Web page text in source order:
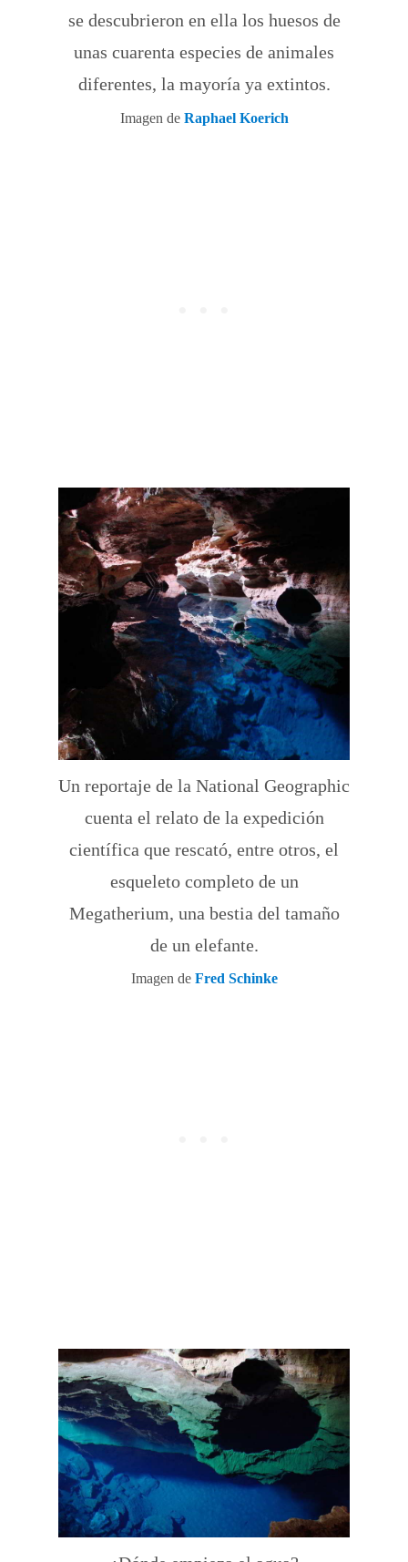
se descubrieron en ella los huesos de
unas cuarenta especies de animales
diferentes, la mayoría ya extintos.
Imagen de Raphael Koerich
Un reportaje de la National Geographic
cuenta el relato de la expedición
científica que rescató, entre otros, el
esqueleto completo de un
Megatherium, una bestia del tamaño
de un elefante.
Imagen de Fred Schinke